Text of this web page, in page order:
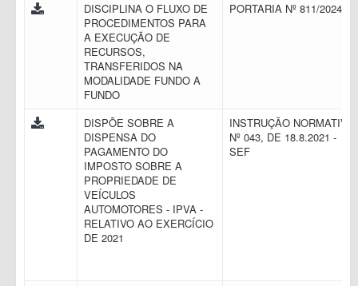
DISCIPLINA O FLUXO DE
PROCEDIMENTOS PARA
A EXECUÇÃO DE
RECURSOS,
TRANSFERIDOS NA
MODALIDADE FUNDO A
FUNDO
PORTARIA Nº 811/2024
DISPÕE SOBRE A
DISPENSA DO
PAGAMENTO DO
IMPOSTO SOBRE A
PROPRIEDADE DE
VEÍCULOS
AUTOMOTORES - IPVA -
RELATIVO AO EXERCÍCIO
DE 2021
INSTRUÇÃO NORMATIVA
Nº 043, DE 18.8.2021 -
SEF